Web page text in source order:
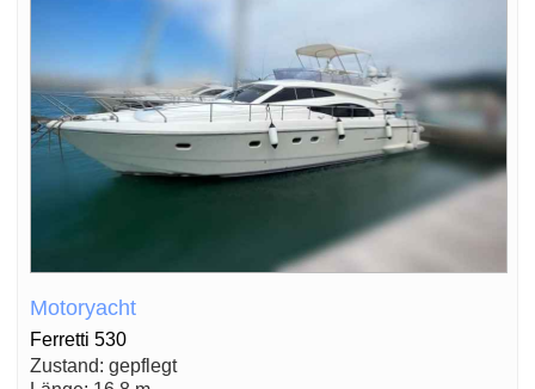
Motoryacht
Ferretti 530
Zustand: gepflegt